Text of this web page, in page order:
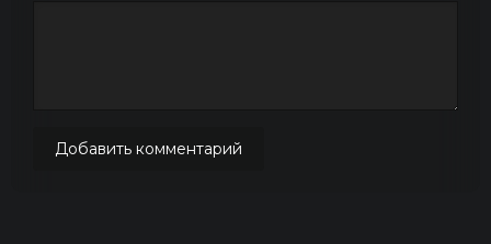
Добавить комментарий